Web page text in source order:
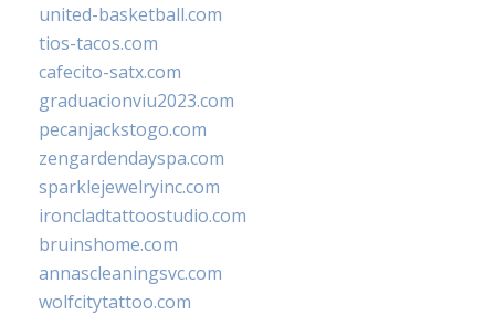
united-basketball.com
tios-tacos.com
cafecito-satx.com
graduacionviu2023.com
pecanjackstogo.com
zengardendayspa.com
sparklejewelryinc.com
ironcladtattoostudio.com
bruinshome.com
annascleaningsvc.com
wolfcitytattoo.com